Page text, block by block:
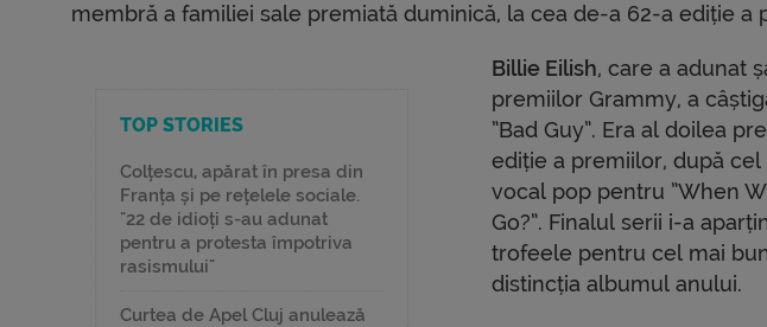
membră a familiei sale premiată duminică, la cea de-a 62-a ediție a
TOP STORIES
Colțescu, apărat în presa din
Franța și pe rețelele sociale.
"22 de idioți s-au adunat
pentru a protesta împotriva
rasismului"
Curtea de Apel Cluj anulează
Billie Eilish, care a adunat
premiilor Grammy, a
”Bad Guy”. Era al doilea
ediție a premiilor, după
vocal pop pentru ”When
Go?”. Finalul serii i-a
trofeele pentru cel mai
distincția albumul anului.